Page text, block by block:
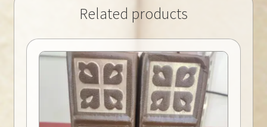
Related products